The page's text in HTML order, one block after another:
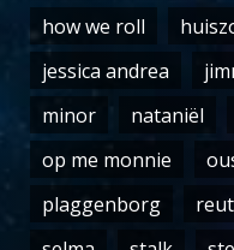
how we roll
jessica andrea
minor
nataniël
op me monnie
plaggenborg